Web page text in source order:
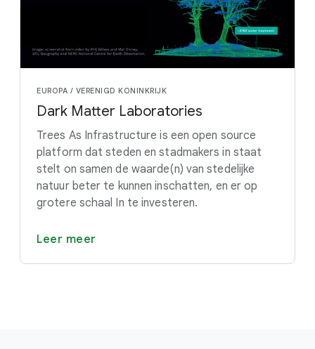
EUROPA / VERENIGD KONINKRIJK
Dark Matter Laboratories
Trees As Infrastructure is een open source
platform dat steden en stadmakers in staat
stelt on samen de waarde(n) van stedelijke
natuur beter te kunnen inschatten, en er op
grotere schaal In te investeren.
Leer meer